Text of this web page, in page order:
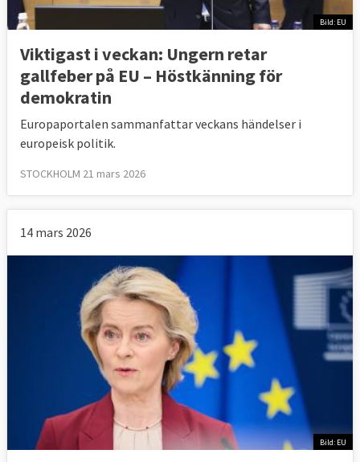
Bild: EU
Viktigast i veckan: Ungern retar
gallfeber på EU – Höstkänning för
demokratin
Europaportalen sammanfattar veckans händelser i
europeisk politik.
STOCKHOLM 21 mars 2026
14 mars 2026
Bild: EU